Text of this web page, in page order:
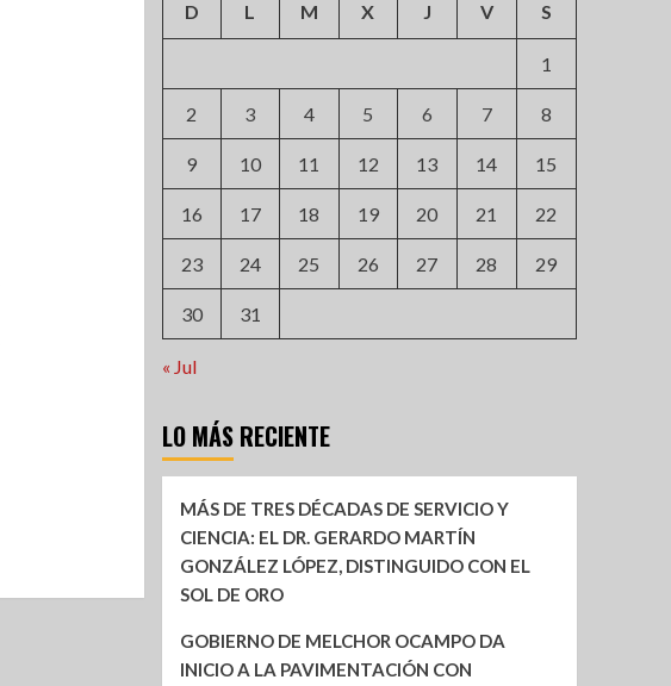
D L M X J V S
1
2 3 4 5 6 7 8
9 10 11 12 13 14 15
16 17 18 19 20 21 22
23 24 25 26 27 28 29
30 31
« Jul
LO MÁS RECIENTE
MÁS DE TRES DÉCADAS DE SERVICIO Y
CIENCIA: EL DR. GERARDO MARTÍN
GONZÁLEZ LÓPEZ, DISTINGUIDO CON EL
SOL DE ORO
GOBIERNO DE MELCHOR OCAMPO DA
INICIO A LA PAVIMENTACIÓN CON